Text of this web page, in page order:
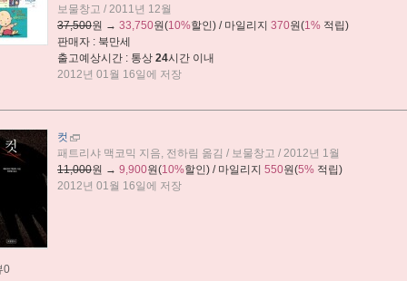
보물창고 / 2011년 12월
37,500원 → 33,750원(10%할인) / 마일리지 370원(1% 적립)
판매자 : 북만세
출고예상시간 : 통상 24시간 이내
2012년 01월 16일에 저장
컷
패트리샤 맥코믹 지음, 전하림 옮김 / 보물창고 / 2012년 1월
11,000원 → 9,900원(10%할인) / 마일리지 550원(5% 적립)
2012년 01월 16일에 저장
0